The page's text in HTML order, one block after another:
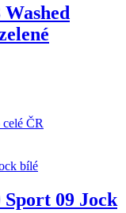
ČR
Sport 09 Jock